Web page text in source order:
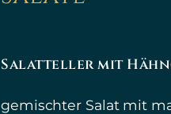
Salatteller mit
gemischter Salat mit